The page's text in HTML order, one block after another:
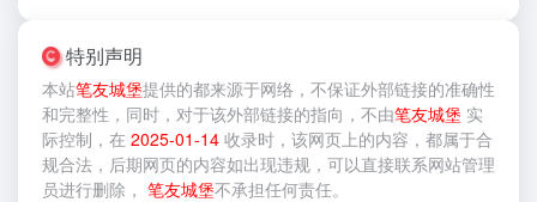
特别声明
本站笔友城堡提供的都来源于网络，不保证外部链接的准确性
和完整性，同时，对于该外部链接的指向，不由笔友城堡 实
际控制，在 2025-01-14 收录时，该网页上的内容，都属于合
规合法，后期网页的内容如出现违规，可以直接联系网站管理
员进行删除， 笔友城堡不承担任何责任。